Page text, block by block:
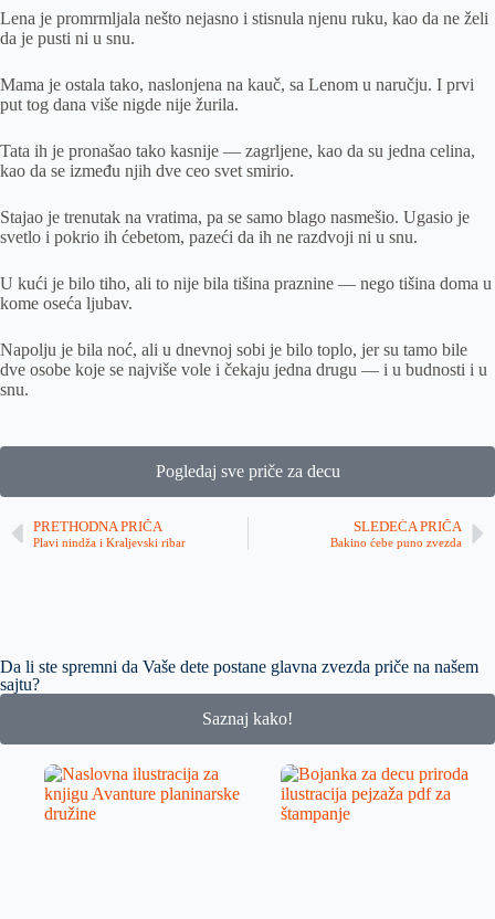
Lena je promrmljala nešto nejasno i stisnula njenu ruku, kao da ne želi
da je pusti ni u snu.
Mama je ostala tako, naslonjena na kauč, sa Lenom u naručju. I prvi
put tog dana više nigde nije žurila.
Tata ih je pronašao tako kasnije — zagrljene, kao da su jedna celina,
kao da se između njih dve ceo svet smirio.
Stajao je trenutak na vratima, pa se samo blago nasmešio. Ugasio je
svetlo i pokrio ih ćebetom, pazeći da ih ne razdvoji ni u snu.
U kući je bilo tiho, ali to nije bila tišina praznine — nego tišina doma u
kome oseća ljubav.
Napolju je bila noć, ali u dnevnoj sobi je bilo toplo, jer su tamo bile
dve osobe koje se najviše vole i čekaju jedna drugu — i u budnosti i u
snu.
Pogledaj sve priče za decu
PRETHODNA PRIČA
Plavi nindža i Kraljevski ribar
SLEDEĆA PRIČA
Bakino ćebe puno zvezda
Da li ste spremni da Vaše dete postane glavna zvezda priče na našem
sajtu?
Saznaj kako!